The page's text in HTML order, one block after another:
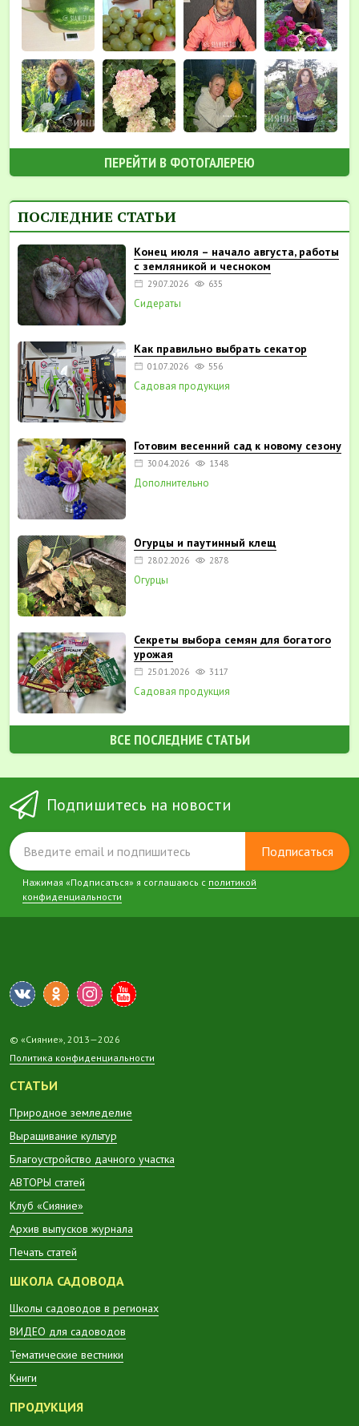
ПЕРЕЙТИ В ФОТОГАЛЕРЕЮ
ПОСЛЕДНИЕ СТАТЬИ
Конец июля – начало августа, работы
с земляникой и чесноком
29.07.2026 635
Сидераты
Как правильно выбрать секатор
01.07.2026 556
Садовая продукция
Готовим весенний сад к новому сезону
30.04.2026 1348
Дополнительно
Огурцы и паутинный клещ
28.02.2026 2878
Огурцы
Секреты выбора семян для богатого
урожая
25.01.2026 3117
Садовая продукция
ВСЕ ПОСЛЕДНИЕ СТАТЬИ
Подпишитесь на новости
Подписаться
Нажимая «Подписаться» я соглашаюсь с политикой
конфиденциальности
© «Сияние», 2013—2026
Политика конфиденциальности
СТАТЬИ
Природное земледелие
Выращивание культур
Благоустройство дачного участка
АВТОРЫ статей
Клуб «Сияние»
Архив выпусков журнала
Печать статей
ШКОЛА САДОВОДА
Школы садоводов в регионах
ВИДЕО для садоводов
Тематические вестники
Книги
ПРОДУКЦИЯ